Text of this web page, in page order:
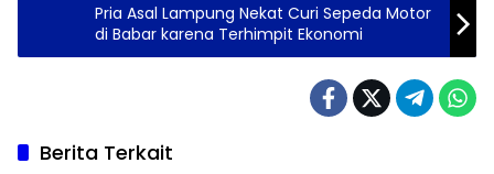
Pria Asal Lampung Nekat Curi Sepeda Motor
di Babar karena Terhimpit Ekonomi
Berita Terkait